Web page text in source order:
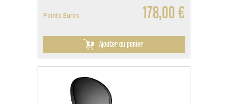
Points Euros
:
178,00 €
Ajouter au panier